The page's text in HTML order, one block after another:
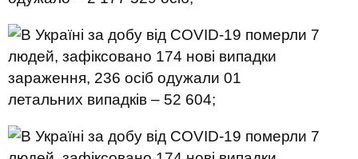
летальних випадків – 52 604;